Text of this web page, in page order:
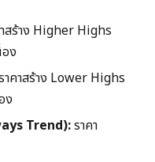
สร้าง Higher Highs
ง
าคาสร้าง Lower Highs
ง
Trend):ราคา